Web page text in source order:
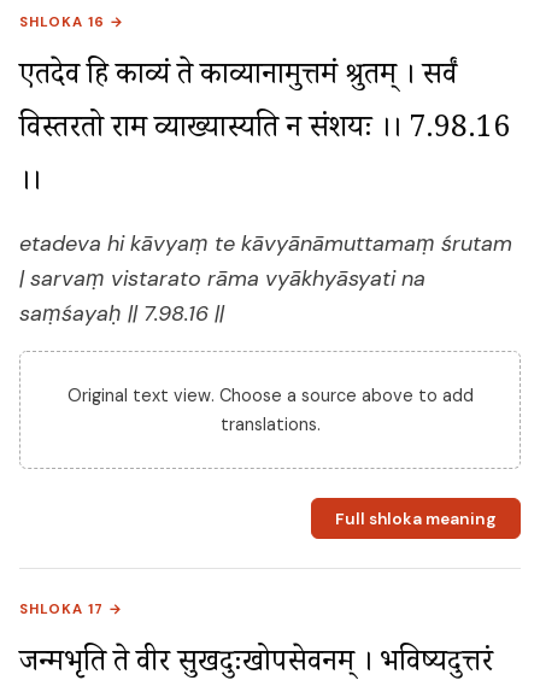
SHLOKA 16 →
एतदेव हि काव्यं ते काव्यानामुत्तमं श्रुतम् । सर्वं
विस्तरतो राम व्याख्यास्यति न संशयः ।। 7.98.16
।।
etadeva hi kāvyaṃ te kāvyānāmuttamaṃ śrutam
| sarvaṃ vistarato rāma vyākhyāsyati na
saṃśayaḥ || 7.98.16 ||
Original text view. Choose a source above to add
translations.
Full shloka meaning
SHLOKA 17 →
जन्मप्रभृति ते वीर सुखदुःखोपसेवनम् । भविष्यदुत्तरं